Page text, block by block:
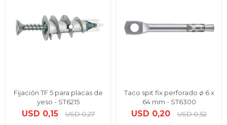
Fijación TF 5 para placas de
yeso - ST6215
USD 0,15 USD 0,27
Taco spit fix perforado ø 6 x
64 mm - ST6300
USD 0,20 USD 0,52